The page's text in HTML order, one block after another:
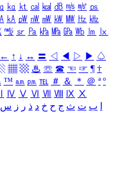
㎏ ㏏ ㎈ ㎉ ㏈ ㎧ ㎨ ㎰
㎄ ㎺ ㎻ ㎽ ㎾ ㎿ ㎐ ㎑
㎯ ㏛ ㎩ ㎪ ㎫ ㎬ ㏝ ㏐
㏓
← ↑ ↓ ↔ 〓 ◁ ◀ ▷ ▶ ♤
▦ ▩ ♨ ☏ ☎ ☜ ☞ ¶ †
™ ㏂ ㏘ ℡ ＃ ＆ ＊ ＠ ª º
Ⅳ Ⅴ Ⅵ Ⅶ Ⅷ Ⅸ Ⅹ
ب ت ث ج ح خ د ذ ر ز س